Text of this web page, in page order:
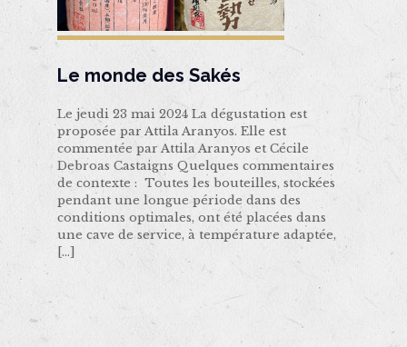
Le monde des Sakés
Le jeudi 23 mai 2024 La dégustation est
proposée par Attila Aranyos. Elle est
commentée par Attila Aranyos et Cécile
Debroas Castaigns Quelques commentaires
de contexte : Toutes les bouteilles, stockées
pendant une longue période dans des
conditions optimales, ont été placées dans
une cave de service, à température adaptée,
[…]